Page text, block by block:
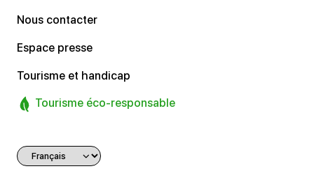
Nous contacter
Espace presse
Tourisme et handicap
Tourisme éco-responsable